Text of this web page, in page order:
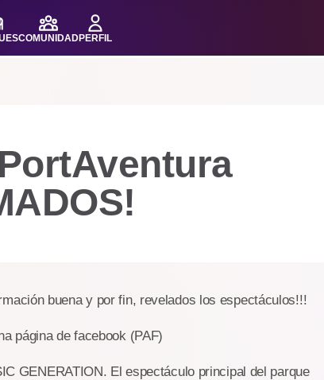
COMUNIDADPERFIL
buena y por fin, revelados los espectáculos!!!
página de facebook (PAF)
GENERATION. El espectáculo principal del parque